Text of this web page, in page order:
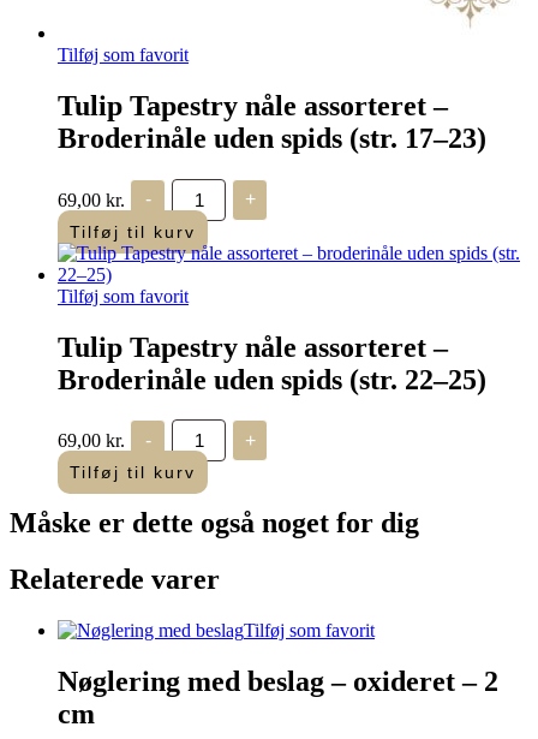
Tilføj som favorit
Tulip Tapestry nåle assorteret –
Broderinåle uden spids (str. 17–23)
69,00 kr. -
Tulip
Tapestry
nåle
assorteret
–
uden
(str.
17–
23)
+
Tilføj til kurv
Tilføj som favorit
Tulip Tapestry nåle assorteret –
Broderinåle uden spids (str. 22–25)
69,00 kr. -
Tulip
Tapestry
nåle
assorteret
Broderinåle
(str.
25)
antal
+
Tilføj til kurv
Måske er dette også noget for dig
Relaterede varer
Tilføj som favorit
Nøglering med beslag – oxideret – 2
cm